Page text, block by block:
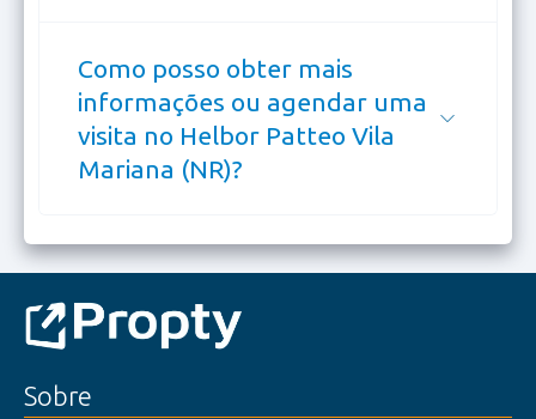
Como posso obter mais
informações ou agendar uma
visita no Helbor Patteo Vila
Mariana (NR)?
Sobre